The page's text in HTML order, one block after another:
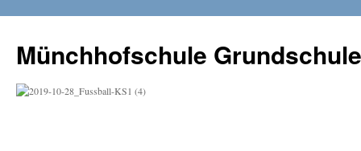
Münchhofschule